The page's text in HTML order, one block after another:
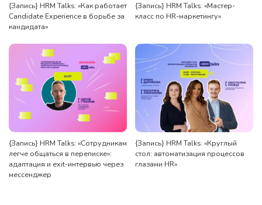
{Запись} HRM Talks: «Как работает
Candidate Experience в борьбе за
кандидата»
{Запись} HRM Talks: «Мастер-
класс по HR-маркетингу»
{Запись} HRM Talks: «Сотрудникам
легче общаться в переписке»:
адаптация и exit-интервью через
мессенджер
{Запись} HRM Talks: «Круглый
стол: автоматизация процессов
глазами HR»